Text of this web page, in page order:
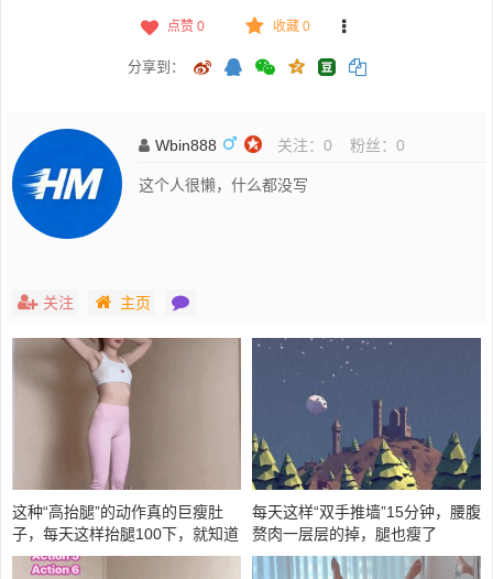
点赞 0 收藏 0
分享到：
Wbin888 关注： 0 粉丝： 0
这个人很懒，什么都没写
关注 主页
这种“高抬腿”的动作真的巨瘦肚
子，每天这样抬腿100下，就知道
腹部有多酸爽了！
每天这样“双手推墙”15分钟，腰腹
赘肉一层层的掉，腿也瘦了